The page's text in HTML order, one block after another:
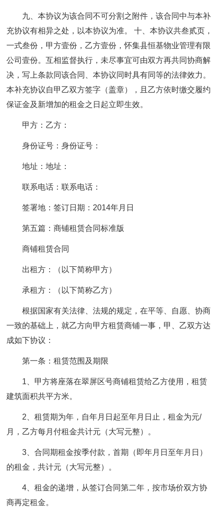
九、本协议为该合同不可分割之附件，该合同中与本补
充协议有相异之处，以本协议为准。 十、本协议共叁贰页，
一式叁份，甲方壹份，乙方壹份，怀集县恒基物业管理有限
公司壹份。互相监督执行，未尽事宜可由双方再共同协商解
决，写上条款同该合同、本协议同时具有同等的法律效力。
本补充协议自甲乙双方签字（盖章），且乙方依时缴交履约
保证金及新增加的租金之日起立即生效。
甲方：乙方：
身份证号：身份证号：
地址：地址：
联系电话：联系电话：
签署地：签订日期：2014年月日
第五篇：商铺租赁合同标准版
商铺租赁合同
出租方：（以下简称甲方）
承租方：（以下简称乙方）
根据国家有关法律、法规的规定，在平等、自愿、协商
一致的基础上，就乙方向甲方租赁商铺一事，甲、乙双方达
成如下协议：
第一条：租赁范围及期限
1、甲方将座落在翠屏区号商铺租赁给乙方使用，租赁
建筑面积共平方米。
2、租赁期为年，自年月日起至年月日止，租金为元/
月，乙方每月付租金共计元（大写元整）。
3、合同期租金按季付款，首期（即年月日至年月日）
的租金，共计元（大写元整）。
4、租金的递增，从签订合同第二年，按市场价双方协
商再定租金。